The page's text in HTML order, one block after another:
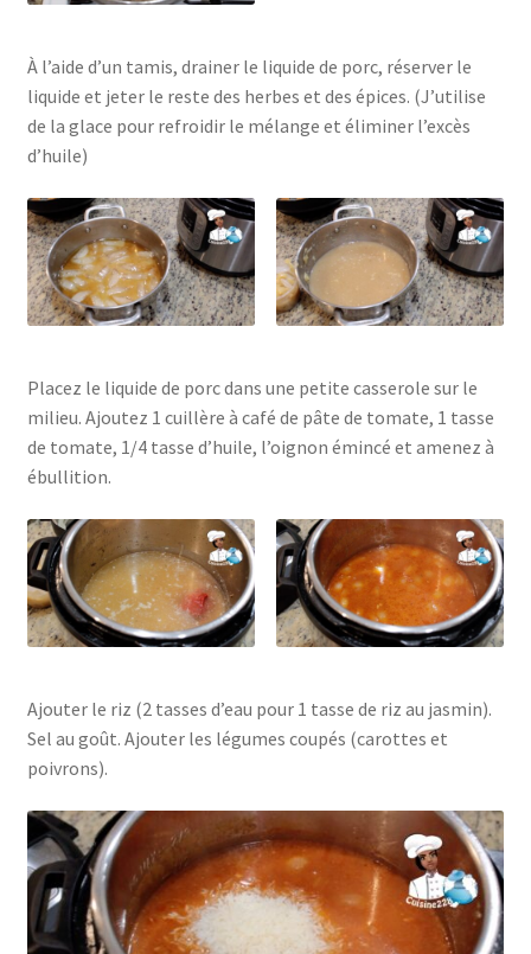
À l’aide d’un tamis, drainer le liquide de porc, réserver le
liquide et jeter le reste des herbes et des épices. (J’utilise
de la glace pour refroidir le mélange et éliminer l’excès
d’huile)
Placez le liquide de porc dans une petite casserole sur le
milieu. Ajoutez 1 cuillère à café de pâte de tomate, 1 tasse
de tomate, 1/4 tasse d’huile, l’oignon émincé et amenez à
ébullition.
Ajouter le riz (2 tasses d’eau pour 1 tasse de riz au jasmin).
Sel au goût. Ajouter les légumes coupés (carottes et
poivrons).